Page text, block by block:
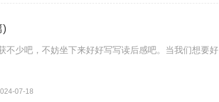
)
不少吧，不妨坐下来好好写写读后感吧。当我们想要好
07-18